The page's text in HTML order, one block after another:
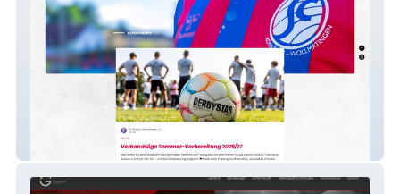
SC Konstanz-Wollmatingen